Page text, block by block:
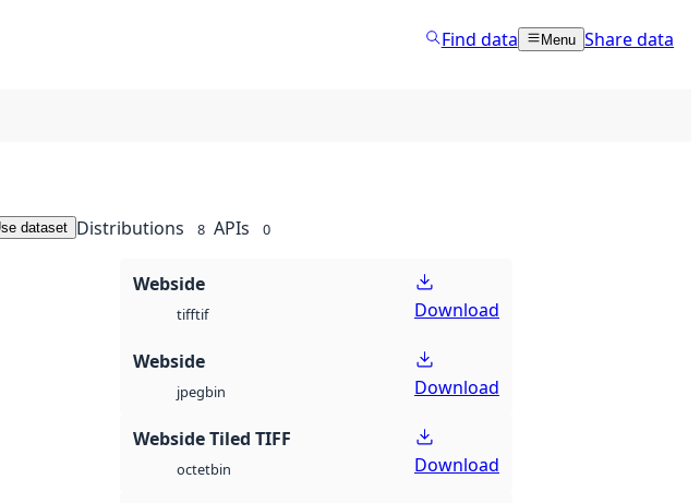
Find data Menu Share data
dataset Distributions 8 APIs 0
Webside
tifftif Download
Webside
jpegbin Download
Webside Tiled TIFF
octetbin Download